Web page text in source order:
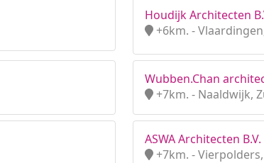
Houdijk Architecten
+6km. -
Wubben.Chan
+7km. - Naaldwijk,
ASWA Architecten B.V.
+7km. -